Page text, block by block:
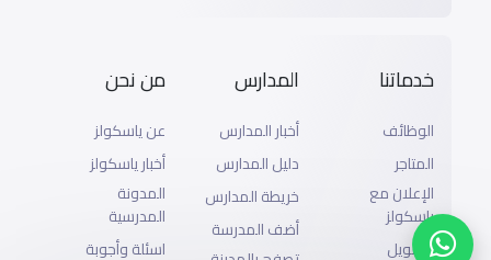
خدماتنا
الوظائف
المتاجر
الإعلان مع
ياسكولز
التمويل
المدارس
أخبار المدارس
دليل المدارس
خريطة المدارس
أضف المدرسة
من نحن
عن ياسكولز
أخبار ياسكولز
المدونة
المدرسية
اسئلة وأجوبة